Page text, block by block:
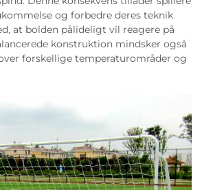
og forbedre deres teknik
at bolden pålideligt vil reagere på
konstruktion mindsker også
forskellige temperaturområder og